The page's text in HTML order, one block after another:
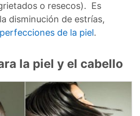
o resecos). Es
disminución de estrías,
de la piel.
la piel y el cabello